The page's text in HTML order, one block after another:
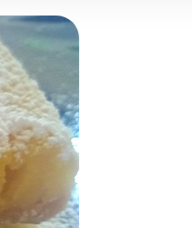
provided to them or